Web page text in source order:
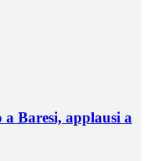
Baresi, applausi a